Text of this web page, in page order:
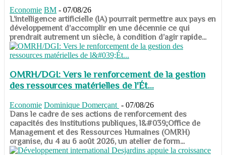
Economie BM - 07/08/26
​​​​​​​L’intelligence artificielle (IA) pourrait permettre aux pays en
développement d’accomplir en une décennie ce qui
prendrait autrement un siècle, à condition d’agir rapide...
OMRH/DGI: Vers le renforcement de la gestion
des ressources matérielles de l'Ét...
Economie Dominique Domerçant - 07/08/26
Dans le cadre de ses actions de renforcement des
capacités des institutions publiques, l&#039;Office de
Management et des Ressources Humaines (OMRH)
organise, du 4 au 6 août 2026, un atelier de form...